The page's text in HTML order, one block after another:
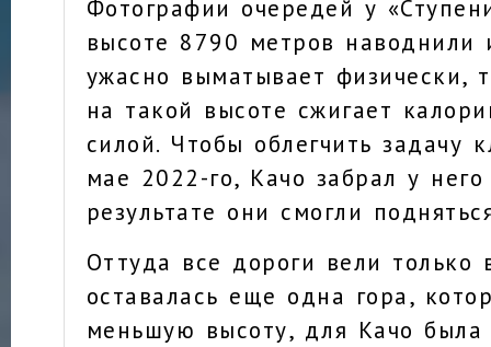
Фотографии очередей у
высоте 8790 метров наводнили
ужасно выматывает физически,
на такой высоте сжигает
силой. Чтобы облегчить задачу
мае 2022-го, Качо забрал у него
результате они смогли
Оттуда все дороги вели только
оставалась еще одна гора,
меньшую высоту, для Качо